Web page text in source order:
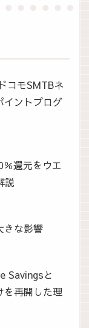
コモSMTBネ
イントプログ
％還元をウエ
説
きな影響
Savingsと
を再開した理